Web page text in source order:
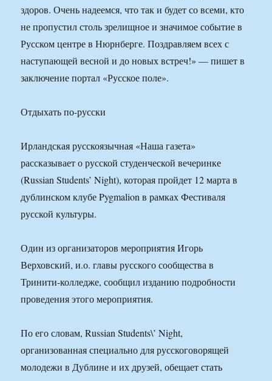
здоров. Очень надеемся, что так и будет со всеми, кто
не пропустил столь зрелищное и значимое событие в
Русском центре в Нюрнберге. Поздравляем всех с
наступающей весной и до новых встреч!» — пишет в
заключение портал «Русское поле».
Отдыхать по-русски
Ирландская русскоязычная «Наша газета»
рассказывает о русской студенческой вечеринке
(Russian Students’ Night), которая пройдет 12 марта в
дублинском клубе Pygmalion в рамках Фестиваля
русской культуры.
Один из организаторов мероприятия Игорь
Верховский, и.о. главы русского сообщества в
Тринити-колледже, сообщил изданию подробности
проведения этого мероприятия.
По его словам, Russian Students\’ Night,
организованная специально для русскоговорящей
молодежи в Дублине и их друзей, обещает стать